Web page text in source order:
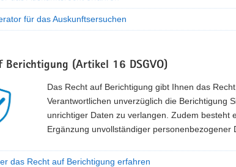
für das Auskunftsersuchen
Berichtigung (Artikel 16 DSGVO)
Das Recht auf Berichtigung gibt Ihnen das
Verantwortlichen unverzüglich die Berichtigung
unrichtiger Daten zu verlangen. Zudem besteht
Ergänzung unvollständiger personenbezogener
das Recht auf Berichtigung erfahren